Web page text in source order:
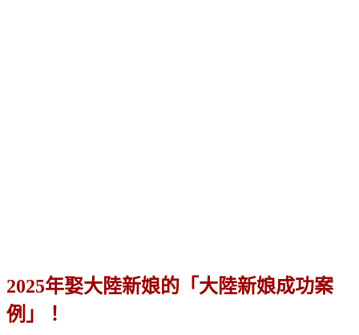
2025年娶大陸新娘的「大陸新娘成功案
例」！